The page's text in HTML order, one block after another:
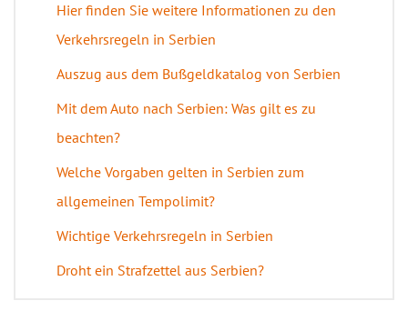
Hier finden Sie weitere Informationen zu den
Verkehrsregeln in Serbien
Auszug aus dem Bußgeldkatalog von Serbien
Mit dem Auto nach Serbien: Was gilt es zu
beachten?
Welche Vorgaben gelten in Serbien zum
allgemeinen Tempolimit?
Wichtige Verkehrsregeln in Serbien
Droht ein Strafzettel aus Serbien?